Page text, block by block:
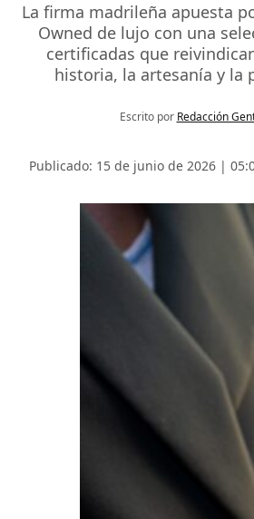
La firma madrileña apuesta
Owned de lujo con una
certificadas que
historia, la artesanía y la
Escrito por Redacción
Publicado: 15 de junio de 2026 |